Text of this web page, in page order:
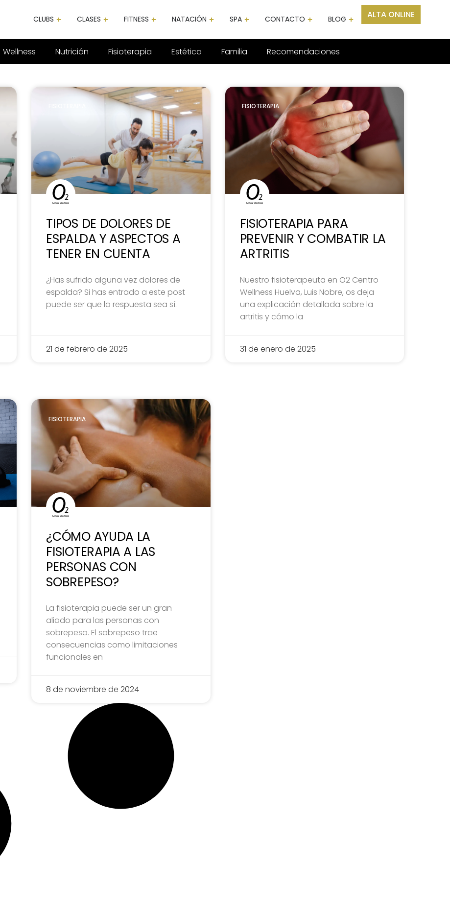
CLUBS CLASES FITNESS NATACIÓN SPA CONTACTO BLOG ALTA ONLINE
Wellness Nutrición Fisioterapia Estética Familia Recomendaciones
TIPOS DE DOLORES DE
ESPALDA Y ASPECTOS A
TENER EN CUENTA
¿Has sufrido alguna vez dolores de
espalda? Si has entrado a este post
puede ser que la respuesta sea sí.
21 de febrero de 2025
FISIOTERAPIA
FISIOTERAPIA PARA
PREVENIR Y COMBATIR LA
ARTRITIS
Nuestro fisioterapeuta en O2 Centro
Wellness Huelva, Luis Nobre, os deja
una explicación detallada sobre la
artritis y cómo la
31 de enero de 2025
FISIOTERAPIA
¿CÓMO AYUDA LA
FISIOTERAPIA A LAS
PERSONAS CON
SOBREPESO?
La fisioterapia puede ser un gran
aliado para las personas con
sobrepeso. El sobrepeso trae
consecuencias como limitaciones
funcionales en
8 de noviembre de 2024